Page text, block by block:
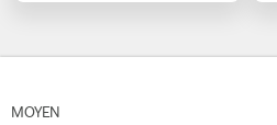
MOYEN